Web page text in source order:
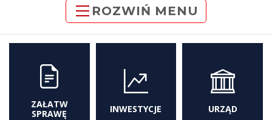
ROZWIŃ MENU
ZAŁATW
SPRAWĘ
INWESTYCJE URZĄD